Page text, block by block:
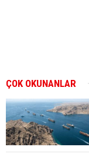
ÇOK OKUNANLAR